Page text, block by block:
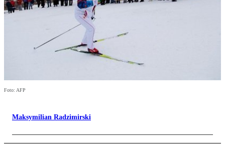
Foto: AFP
Maksymilian Radzimirski